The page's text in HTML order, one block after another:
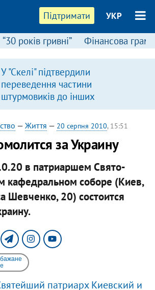
Підтримати УКР
“30 років гривні” Фінансова
У "Скелі" підтвердили
переведення частини
штурмовиків до інших
підрозділів
— Життя — 20 серпня 2010, 15:51
за Украину
в патриаршем Свято-
кафедральном соборе (Киев,
Шевченко, 20) состоится
патриарх Киевский и